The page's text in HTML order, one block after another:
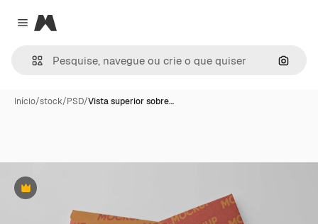
Close menu
Magnific
Início/stock/PSD/Vista superior sobre…
Premium